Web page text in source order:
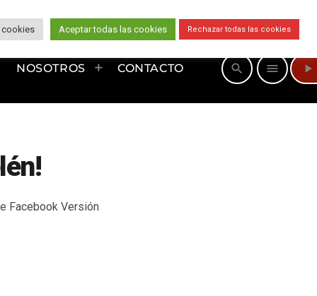
NOSOTROS CONTACTO search menu play_arrow
Facebook Versión
cookies Aceptar todas las cookies Rechazar todas las cookies